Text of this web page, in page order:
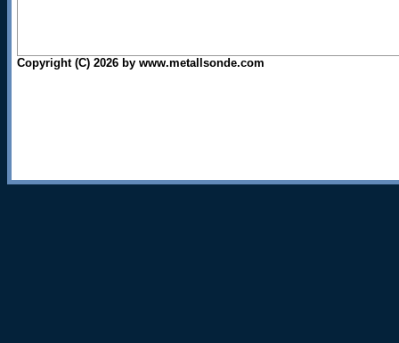
Copyright (C) 2026 by www.metallsonde.com